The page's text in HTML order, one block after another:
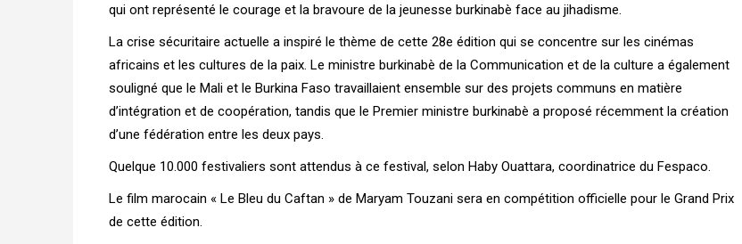
qui ont représenté le courage et la bravoure de la jeunesse burkinabè face au jihadisme.
La crise sécuritaire actuelle a inspiré le thème de cette 28e édition qui se concentre sur les cinémas
africains et les cultures de la paix. Le ministre burkinabè de la Communication et de la culture a également
souligné que le Mali et le Burkina Faso travaillaient ensemble sur des projets communs en matière
d’intégration et de coopération, tandis que le Premier ministre burkinabè a proposé récemment la création
d’une fédération entre les deux pays.
Quelque 10.000 festivaliers sont attendus à ce festival, selon Haby Ouattara, coordinatrice du Fespaco.
Le film marocain « Le Bleu du Caftan » de Maryam Touzani sera en compétition officielle pour le Grand Prix
de cette édition.